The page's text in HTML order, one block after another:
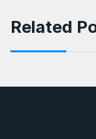
Related